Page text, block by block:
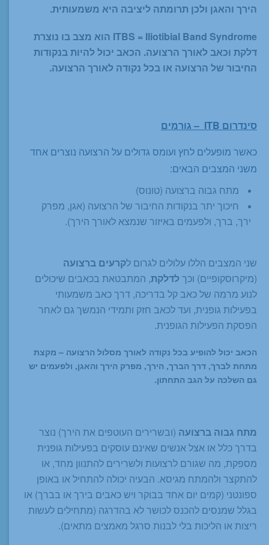
הירך והאגן ולכן תרומתה ליציבה היא משמעותית.
ITBS = Iliotibial Band Syndrome הוא מצב בו נוצרת
דלקת וכאב לאורך הרצועה. הכאב יכול להיות בנקודות
החיבור של הרצועה או בכל נקודה לאורך הרצועה.
סינדרום ITB – גורמים
כאשר מופעלים לחץ ועומס גדולים על הרצועה נוצרים אחד
משני המצבים הבאים:
מתח גבוה ברצועה (טונוס)
חיכוך יתר בנקודות החיבור של הרצועה (אגן, מפרק
ירך, ברך, ולפעמים באיזור שנמצא לאורך הירך).
שני המצבים הללו עלולים לגרום לקרעים ברצועה
(מיקרוסקופיים) וכך לדלקת, המתבטאת בכאבים שיכולים
לנוע מרמה של כאב קל בדריכה, דרך כאב משמעותי
בפעילות גופנית, ועד לכאב חזק ותמידי הנמשך גם לאחר
הפסקת הפעילות הגופנית.
הכאב יכול להופיע בכל נקודה לאורך מסלול הרצועה – מקצת
מתחת לברך, דרך הברך, הירך, מפרק הירך והאגן, ולפעמים יש
גם השלכה על הגב התחתון.
מתח גבוה ברצועה (ובשרירים העוטפים את הירך) נוצר
בדרך כלל או אצל אנשים שאינם עוסקים בפעילות גופנית
מספקת, מה שגורם לרצועות ולשרירים להתנוון מחד, או
להתקצר ולהמתח מגיסא. הבעיה יכולה להתחיל או באופן
ספונטני (קמים יום אחד בבוקר ויש כאבים בירך או בברך) או
בגלל שמנסים להכנס לכושר לא בהדרגה (מתחילים לעשות
ריצות או הליכות בלי לבנות סרגל מאמצים מתאים).